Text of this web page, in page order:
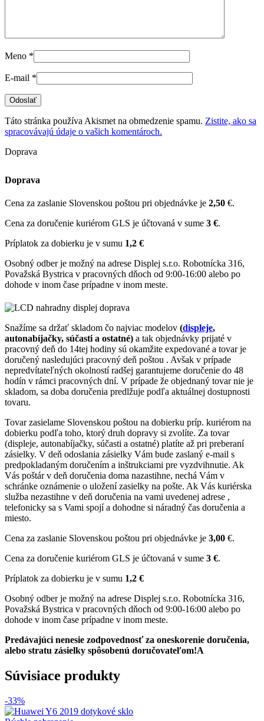
Meno *
E-mail *
Táto stránka používa Akismet na obmedzenie spamu. Zistite, ako sa
spracovávajú údaje o vašich komentároch.
Doprava
Doprava
Cena za zaslanie Slovenskou poštou pri objednávke je 2,50 €.
Cena za doručenie kuriérom GLS je účtovaná v sume 3 €.
Príplatok za dobierku je v sumu 1,2 €
Osobný odber je možný na adrese Displej s.r.o. Robotnícka 316,
Považská Bystrica v pracovných dňoch od 9:00-16:00 alebo po
dohode v inom čase prípadne v inom meste.
Snažíme sa držať skladom čo najviac modelov (displeje,
autonabíjačky, súčasti a ostatné) a tak objednávky prijaté v
pracovný deň do 14tej hodiny sú okamžite expedované a tovar je
doručený nasledujúci pracovný deň poštou . Avšak v prípade
nepredvítateľných okolností radšej garantujeme doručenie do 48
hodín v rámci pracovných dní. V prípade že objednaný tovar nie je
skladom, sa doba doručenia predlžuje podľa aktuálnej dostupnosti
tovaru.
Tovar zasielame Slovenskou poštou na dobierku príp. kuriérom na
dobierku podľa toho, ktorý druh dopravy si zvolíte. Za tovar
(displeje, autonabíjačky, súčasti a ostatné) platíte až pri preberaní
zásielky. V deň odoslania zásielky Vám bude zaslaný e-mail s
predpokladaným doručením a inštrukciami pre vyzdvihnutie. Ak
Vás poštár v deň doručenia doma nazastihne, nechá Vám v
schránke oznámenie o uložení zasielky na pošte. Ak Vás kuriérska
služba nezastihne v deň doručenia na vami uvedenej adrese ,
telefonicky sa s Vami spojí a dohodne si náradný čas doručenia a
miesto.
Cena za zaslanie Slovenskou poštou pri objednávke je 3,00 €.
Cena za doručenie kuriérom GLS je účtovaná v sume 3 €.
Príplatok za dobierku je v sumu 1,2 €
Osobný odber je možný na adrese Displej s.r.o. Robotnícka 316,
Považská Bystrica v pracovných dňoch od 9:00-16:00 alebo po
dohode v inom čase prípadne v inom meste.
Predávajúci nenesie zodpovednosť za oneskorenie doručenia,
alebo stratu zásielky spôsobenú doručovateľom!A
Súvisiace produkty
-33%